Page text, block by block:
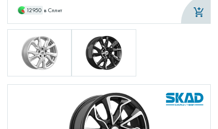
12950 в Сплит